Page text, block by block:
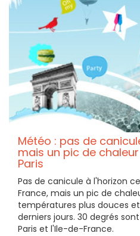
Météo : pas de
mais un pic de
Paris
Pas de canicule à l'horizon
France, mais un pic de
températures plus douces
derniers jours. 30 degrés
Paris et l'Ile-de-France.